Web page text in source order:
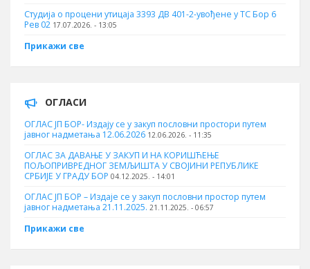
Студија о процени утицаја 3393 ДВ 401-2-увођене у ТС Бор 6
Рев 02 17.07.2026. - 13:05
Прикажи све
ОГЛАСИ
ОГЛАС ЈП БОР- Издају се у закуп пословни простори путем
јавног надметања 12.06.2026 12.06.2026. - 11:35
ОГЛАС ЗА ДАВАЊЕ У ЗАКУП И НА КОРИШЋЕЊЕ
ПОЉОПРИВРЕДНОГ ЗЕМЉИШТА У СВОЈИНИ РЕПУБЛИКЕ
СРБИЈЕ У ГРАДУ БОР 04.12.2025. - 14:01
ОГЛАС ЈП БОР – Издаје се у закуп пословни простор путем
јавног надметања 21.11.2025. 21.11.2025. - 06:57
Прикажи све